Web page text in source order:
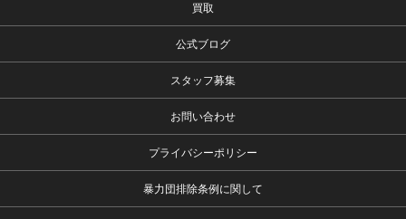
買取
公式ブログ
スタッフ募集
お問い合わせ
プライバシーポリシー
暴力団排除条例に関して